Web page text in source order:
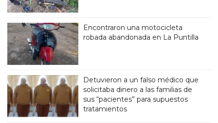
Encontraron una motocicleta
robada abandonada en La Puntilla
Detuvieron a un falso médico que
solicitaba dinero a las familias de
sus “pacientes” para supuestos
tratamientos